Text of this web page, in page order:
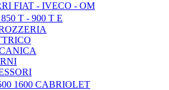
FIAT - IVECO - OM
T - 900 T E
1600 CABRIOLET